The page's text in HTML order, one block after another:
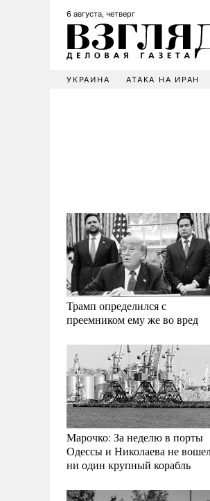
6 августа, четверг
УКРАИНА АТАКА НА ИРАН
Трамп определился с
преемником ему же во вред
Марочко: За неделю в порты
Одессы и Николаева не
ни один крупный корабль